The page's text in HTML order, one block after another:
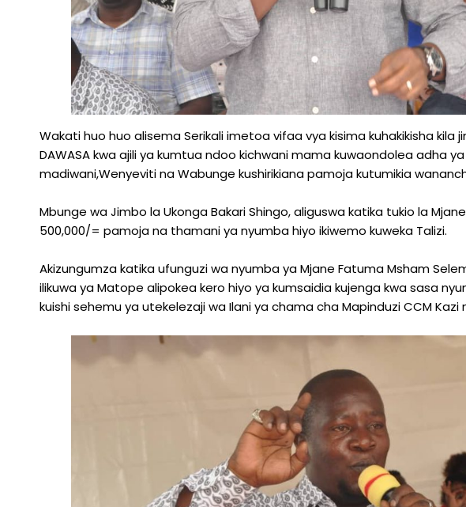
Wakati huo huo alisema Serikali imetoa vifaa vya kisima kuhakikisha kila
DAWASA kwa ajili ya kumtua ndoo kichwani mama kuwaondolea adha
madiwani,Wenyeviti na Wabunge kushirikiana pamoja kutumikia
Mbunge wa Jimbo la Ukonga Bakari Shingo, aliguswa katika tukio la
500,000/= pamoja na thamani ya nyumba hiyo ikiwemo kuweka Talizi.
Akizungumza katika ufunguzi wa nyumba ya Mjane Fatuma Msham
ilikuwa ya Matope alipokea kero hiyo ya kumsaidia kujenga kwa sasa
kuishi sehemu ya utekelezaji wa Ilani ya chama cha Mapinduzi CCM Kazi